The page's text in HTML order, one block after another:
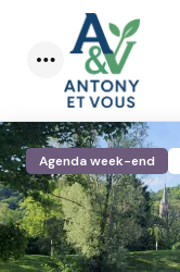
Menu
Agenda week-end